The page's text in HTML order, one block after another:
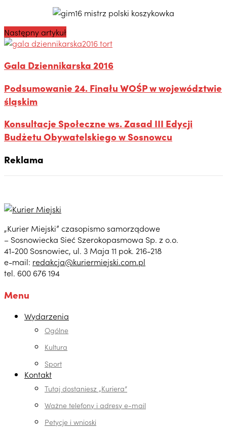
Następny artykuł
Gala Dziennikarska 2016
Podsumowanie 24. Finału WOŚP w województwie
śląskim
Konsultacje Społeczne ws. Zasad III Edycji
Budżetu Obywatelskiego w Sosnowcu
Reklama
„Kurier Miejski” czasopismo samorządowe
– Sosnowiecka Sieć Szerokopasmowa Sp. z o.o.
41-200 Sosnowiec, ul. 3 Maja 11 pok. 216-218
e-mail: redakcja@kuriermiejski.com.pl
tel. 600 676 194
Menu
Wydarzenia
Ogólne
Kultura
Sport
Kontakt
Tutaj dostaniesz „Kuriera”
Ważne telefony i adresy e-mail
Petycje i wnioski